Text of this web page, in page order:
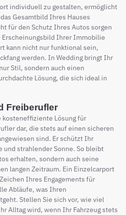
individuell zu gestalten, ermöglicht
Gesamtbild Ihres Hauses
für den Schutz Ihres Autos sorgen
Erscheinungsbild Ihrer Immobilie
kann nicht nur funktional sein,
werden. In Wedding bringt Ihr
Stil, sondern auch einen
Lösung, die sich ideal in
Freiberufler
Lösung für
dar, die stets auf einen sicheren
sind. Er schützt Ihr
und strahlender Sonne. So bleibt
erhalten, sondern auch seine
langen Zeitraum. Ein Einzelcarport
Ihres Engagements für
Abläufe, was Ihren
Stellen Sie sich vor, wie viel
Alltag wird, wenn Ihr Fahrzeug stets